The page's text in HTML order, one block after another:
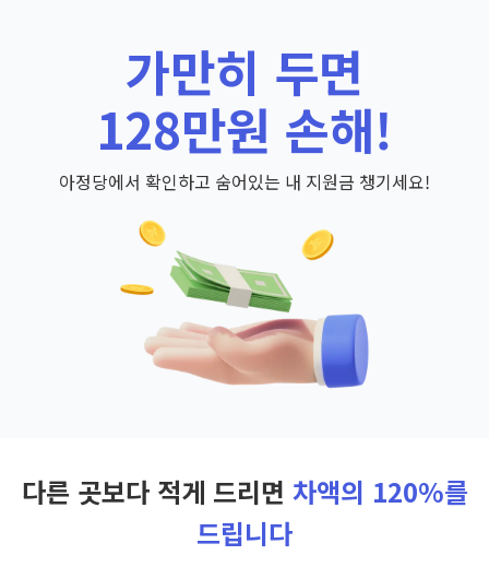
가만히 두면
128만원 손해!
아정당에서 확인하고 숨어있는 내 지원금 챙기세요!
다른 곳보다 적게 드리면 차액의 120%를
드립니다